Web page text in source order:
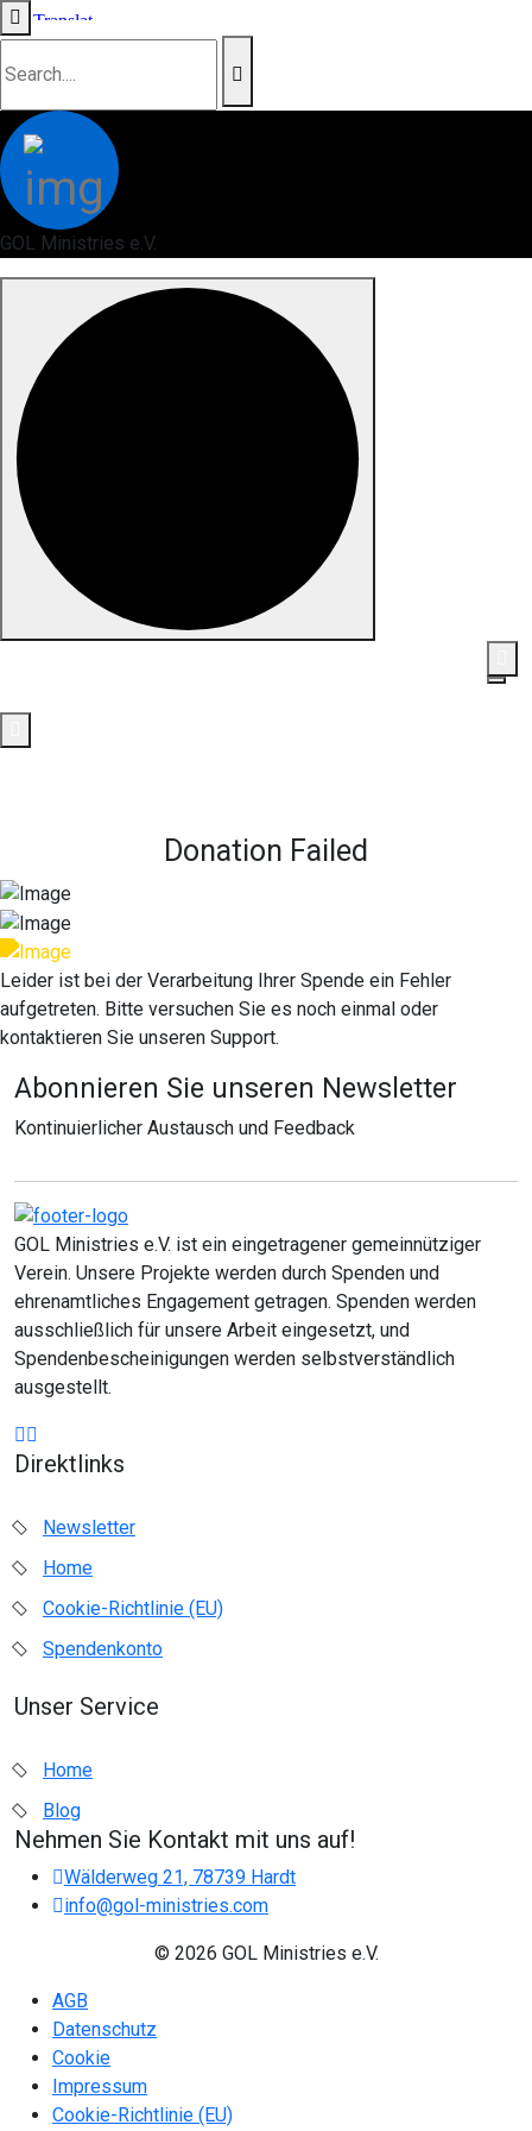
GOL Ministries e.V.
Donation Failed
Leider ist bei der Verarbeitung Ihrer Spende ein Fehler
aufgetreten. Bitte versuchen Sie es noch einmal oder
kontaktieren Sie unseren Support.
Abonnieren Sie unseren Newsletter
Kontinuierlicher Austausch und Feedback
GOL Ministries e.V. ist ein eingetragener gemeinnütziger
Verein. Unsere Projekte werden durch Spenden und
ehrenamtliches Engagement getragen. Spenden werden
ausschließlich für unsere Arbeit eingesetzt, und
Spendenbescheinigungen werden selbstverständlich
ausgestellt.
Direktlinks
Newsletter
Home
Cookie-Richtlinie (EU)
Spendenkonto
Unser Service
Home
Blog
Nehmen Sie Kontakt mit uns auf!
Wälderweg 21, 78739 Hardt
info@gol-ministries.com
© 2026 GOL Ministries e.V.
AGB
Datenschutz
Cookie
Impressum
Cookie-Richtlinie (EU)